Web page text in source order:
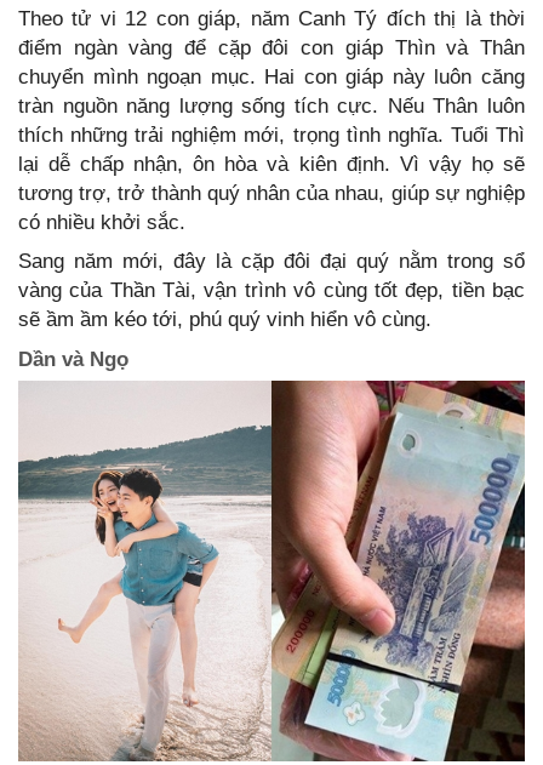
Theo tử vi 12 con giáp, năm Canh Tý đích thị là thời
điểm ngàn vàng để cặp đôi con giáp Thìn và Thân
chuyển mình ngoạn mục. Hai con giáp này luôn căng
tràn nguồn năng lượng sống tích cực. Nếu Thân luôn
thích những trải nghiệm mới, trọng tình nghĩa. Tuổi Thì
lại dễ chấp nhận, ôn hòa và kiên định. Vì vậy họ sẽ
tương trợ, trở thành quý nhân của nhau, giúp sự nghiệp
có nhiều khởi sắc.
Sang năm mới, đây là cặp đôi đại quý nằm trong sổ
vàng của Thần Tài, vận trình vô cùng tốt đẹp, tiền bạc
sẽ ầm ầm kéo tới, phú quý vinh hiển vô cùng.
Dần và Ngọ